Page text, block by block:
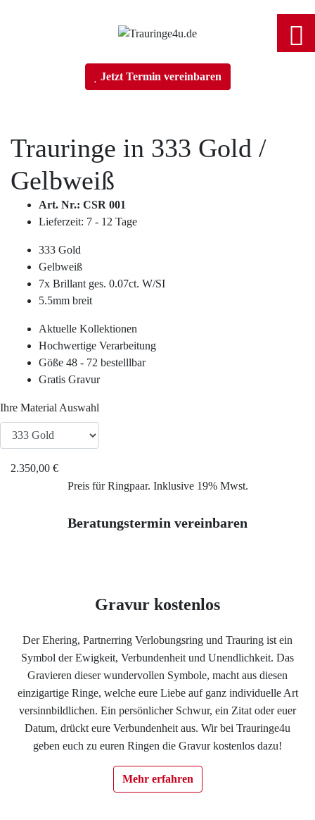
Jetzt Termin vereinbaren
Trauringe in 333 Gold /
Gelbweiß
Art. Nr.: CSR 001
Lieferzeit: 7 - 12 Tage
333 Gold
Gelbweiß
7x Brillant ges. 0.07ct. W/SI
5.5mm breit
Aktuelle Kollektionen
Hochwertige Verarbeitung
Göße 48 - 72 bestelllbar
Gratis Gravur
Ihre Material Auswahl
2.350,00 €
Preis für Ringpaar. Inklusive 19% Mwst.
Beratungstermin vereinbaren
Gravur kostenlos
Der Ehering, Partnerring Verlobungsring und Trauring ist ein
Symbol der Ewigkeit, Verbundenheit und Unendlichkeit. Das
Gravieren dieser wundervollen Symbole, macht aus diesen
einzigartige Ringe, welche eure Liebe auf ganz individuelle Art
versinnbildlichen. Ein persönlicher Schwur, ein Zitat oder euer
Datum, drückt eure Verbundenheit aus. Wir bei Trauringe4u
geben euch zu euren Ringen die Gravur kostenlos dazu!
Mehr erfahren
Home
Verlobungsringe
Filialen
Ringgröße ermitteln
Ringgrößen Tabelle
Trauring-Etui kostenlos
Kostenlose Gravur
Kontakt
Datenschutzerklärung
Impressum
Individuelle Trauringe
Ratgeber
Uhren Schmuck Reparatur Service